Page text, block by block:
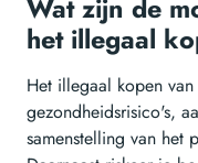
Wat zijn de
het illegaal
Het illegaal kopen
gezondheidsrisico's,
samenstelling van het